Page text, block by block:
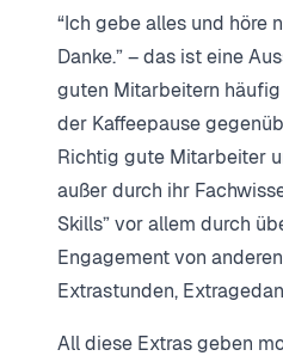
“Ich gebe alles und höre
Danke.” – das ist eine
guten Mitarbeitern
der Kaffeepause
Richtig gute Mitarbeiter
außer durch ihr
Skills” vor allem durch
Engagement von
Extrastunden,
All diese Extras geben